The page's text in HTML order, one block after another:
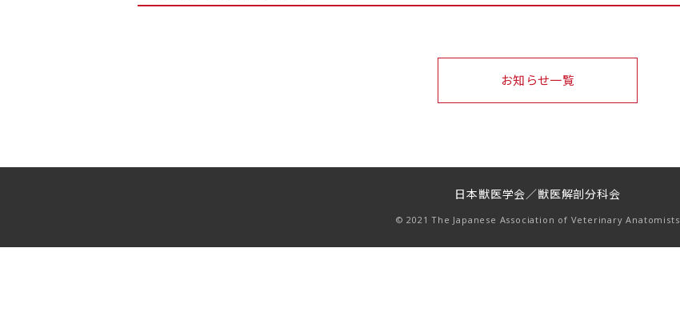
お知らせ一覧
日本獣医学会／獣医解剖分科会
© 2021 The Japanese Association of Veterinary Anatomists